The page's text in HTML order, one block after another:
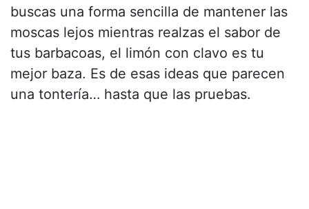
buscas una forma sencilla de mantener las
moscas lejos mientras realzas el sabor de
tus barbacoas, el limón con clavo es tu
mejor baza. Es de esas ideas que parecen
una tontería… hasta que las pruebas.